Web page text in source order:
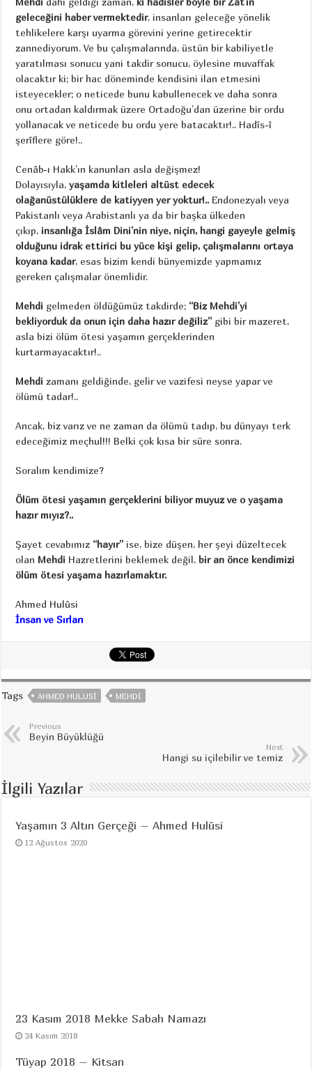
geleceğini haber vermektedir, insanları geleceğe yönelik
tehlikelere karşı uyarma görevini yerine getirecektir
zannediyorum. Ve bu çalışmalarında, üstün bir kabiliyetle
yaratılması sonucu yani takdir sonucu, öylesine muvaffak
olacaktır ki; bir hac döneminde kendisini ilan etmesini
isteyecekler; o neticede bunu kabullenecek ve daha sonra
onu ortadan kaldırmak üzere Ortadoğu’dan üzerine bir ordu
yollanacak ve neticede bu ordu yere batacaktır!.. Hadîs-î
şerîflere göre!..
Cenâb-ı Hakk’ın kanunları asla değişmez!
Dolayısıyla,yaşamda kitleleri altüst edecek
olağanüstülüklere de katiyyen yer yoktur!.. Endonezyalı veya
Pakistanlı veya Arabistanlı ya da bir başka ülkeden
çıkıp, insanlığa İslâm Dini’nin niye, niçin, hangi gayeyle gelmiş
olduğunu idrak ettirici bu yüce kişi gelip, çalışmalarını ortaya
koyana kadar, esas bizim kendi bünyemizde yapmamız
gereken çalışmalar önemlidir.
Mehdi gelmeden öldüğümüz takdirde; “Biz Mehdi’yi
bekliyorduk da onun için daha hazır değiliz” gibi bir mazeret,
asla bizi ölüm ötesi yaşamın gerçeklerinden
kurtarmayacaktır!..
Mehdi zamanı geldiğinde, gelir ve vazifesi neyse yapar ve
ölümü tadar!..
Ancak, biz varız ve ne zaman da ölümü tadıp, bu dünyayı terk
edeceğimiz meçhul!!! Belki çok kısa bir süre sonra.
Soralım kendimize?
Ölüm ötesi yaşamın gerçeklerini biliyor muyuz ve o yaşama
hazır mıyız?..
Şayet cevabımız “hayır” ise, bize düşen, her şeyi düzeltecek
olan Mehdi Hazretlerini beklemek değil, bir an önce kendimizi
ölüm ötesi yaşama hazırlamaktır.
Ahmed Hulûsi
İnsan ve Sırları
Tags AHMED HULUSI MEHDI
Previous
Beyin Büyüklüğü
Next
Hangi su içilebilir ve temiz
İlgili Yazılar
Yaşamın 3 Altın Gerçeği – Ahmed Hulûsi
12 Ağustos 2020
23 Kasım 2018 Mekke Sabah Namazı
24 Kasım 2018
Tüyap 2018 – Kitsan